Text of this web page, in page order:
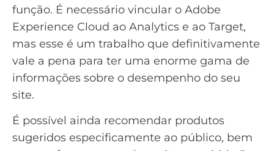
função. É necessário vincular o Adobe
Experience Cloud ao Analytics e ao Target,
mas esse é um trabalho que definitivamente
vale a pena para ter uma enorme gama de
informações sobre o desempenho do seu
site.
É possível ainda recomendar produtos
sugeridos especificamente ao público, bem